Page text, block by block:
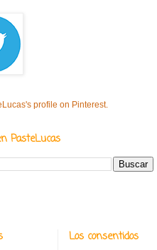
profile on Pinterest.
PasteLucas
Los consentidos